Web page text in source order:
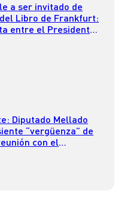
a ser invitado de
Libro de Frankfurt:
entre el Presidente
Diputado Mellado
“vergüenza” de
con el